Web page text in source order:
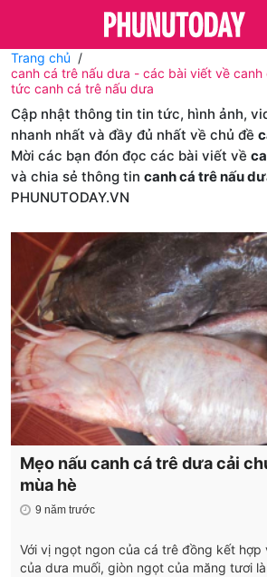
Trang chủ
canh cá trê nấu dưa - các bài viết về
tức canh cá trê nấu dưa
Cập nhật thông tin tin tức, hình ảnh,
nhanh nhất và đầy đủ nhất về chủ đề
Mời các bạn đón đọc các bài viết về
và chia sẻ thông tin canh cá trê nấu
PHUNUTODAY.VN
Mẹo nấu canh cá trê dưa cải
mùa hè
9 năm trước
Với vị ngọt ngon của cá trê đồng kết hợp
của dưa muối, giòn ngọt của măng tươi